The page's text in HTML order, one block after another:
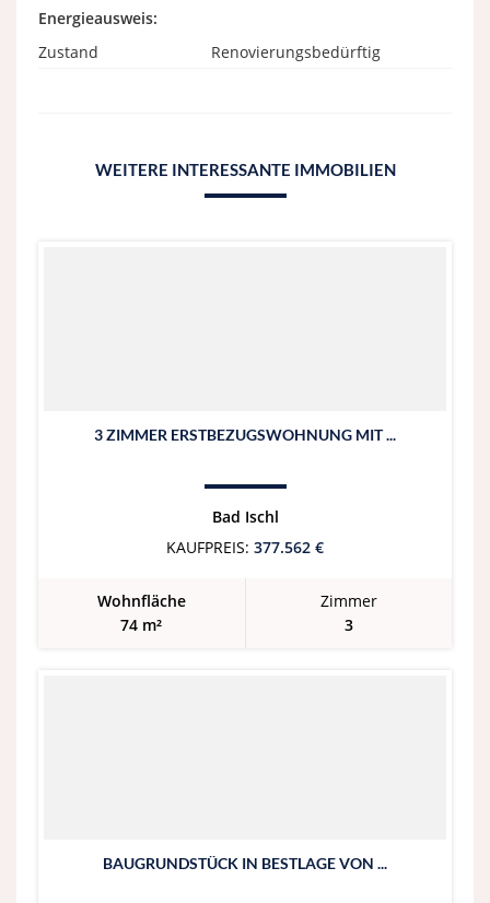
Energieausweis:
Zustand
Renovierungsbedürftig
WEITERE INTERESSANTE IMMOBILIEN
3 ZIMMER ERSTBEZUGSWOHNUNG MIT ...
Bad Ischl
KAUFPREIS: 377.562 €
Wohnfläche
74 m²
Zimmer
3
BAUGRUNDSTÜCK IN BESTLAGE VON ...